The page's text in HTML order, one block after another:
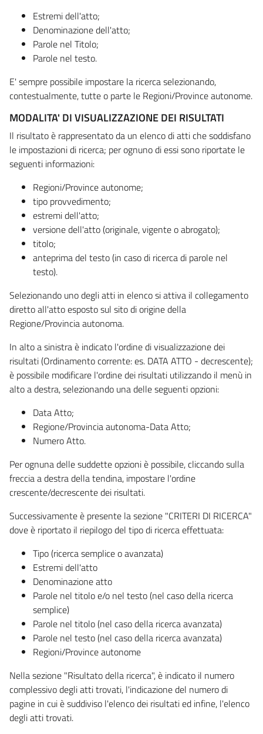
Estremi dell'atto;
Denominazione dell'atto;
Parole nel Titolo;
Parole nel testo.
E' sempre possibile impostare la ricerca selezionando,
contestualmente, tutte o parte le Regioni/Province autonome.
MODALITA' DI VISUALIZZAZIONE DEI RISULTATI
Il risultato è rappresentato da un elenco di atti che soddisfano
le impostazioni di ricerca; per ognuno di essi sono riportate le
seguenti informazioni:
Regioni/Province autonome;
tipo provvedimento;
estremi dell'atto;
versione dell'atto (originale, vigente o abrogato);
titolo;
anteprima del testo (in caso di ricerca di parole nel
testo).
Selezionando uno degli atti in elenco si attiva il collegamento
diretto all'atto esposto sul sito di origine della
Regione/Provincia autonoma.
In alto a sinistra è indicato l'ordine di visualizzazione dei
risultati (Ordinamento corrente: es. DATA ATTO - decrescente);
è possibile modificare l'ordine dei risultati utilizzando il menù in
alto a destra, selezionando una delle seguenti opzioni:
Data Atto;
Regione/Provincia autonoma-Data Atto;
Numero Atto.
Per ognuna delle suddette opzioni è possibile, cliccando sulla
freccia a destra della tendina, impostare l'ordine
crescente/decrescente dei risultati.
Successivamente è presente la sezione "CRITERI DI RICERCA"
dove è riportato il riepilogo del tipo di ricerca effettuata:
Tipo (ricerca semplice o avanzata)
Estremi dell'atto
Denominazione atto
Parole nel titolo e/o nel testo (nel caso della ricerca
semplice)
Parole nel titolo (nel caso della ricerca avanzata)
Parole nel testo (nel caso della ricerca avanzata)
Regioni/Province autonome
Nella sezione "Risultato della ricerca", è indicato il numero
complessivo degli atti trovati, l'indicazione del numero di
pagine in cui è suddiviso l'elenco dei risultati ed infine, l'elenco
degli atti trovati.